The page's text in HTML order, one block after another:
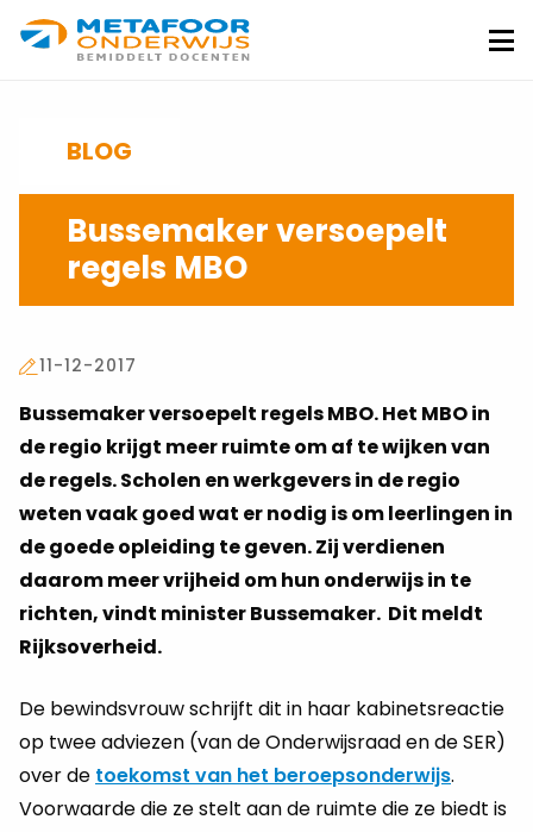
Metafoor
Onderwijs
BLOG
Bussemaker versoepelt
regels MBO
11-12-2017
Bussemaker versoepelt regels MBO. Het MBO in
de regio krijgt meer ruimte om af te wijken van
de regels. Scholen en werkgevers in de regio
weten vaak goed wat er nodig is om leerlingen in
de goede opleiding te geven. Zij verdienen
daarom meer vrijheid om hun onderwijs in te
richten, vindt minister Bussemaker. Dit meldt
Rijksoverheid.
De bewindsvrouw schrijft dit in haar kabinetsreactie
op twee adviezen (van de Onderwijsraad en de SER)
over de toekomst van het beroepsonderwijs.
Voorwaarde die ze stelt aan de ruimte die ze biedt is